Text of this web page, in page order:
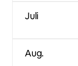
Juli
Aug.